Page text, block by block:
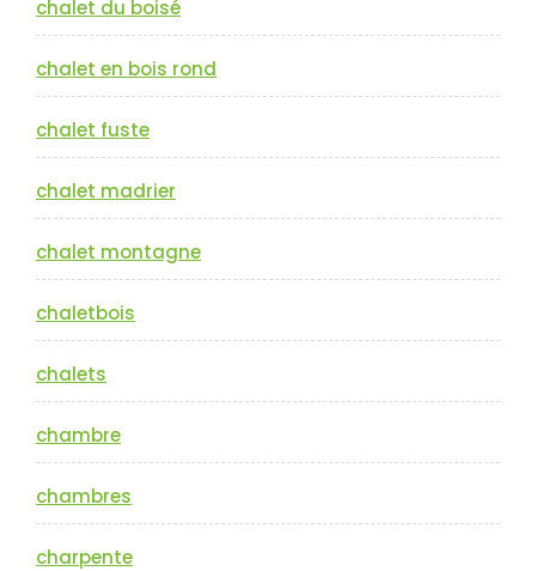
chalet du boisé
chalet en bois rond
chalet fuste
chalet madrier
chalet montagne
chaletbois
chalets
chambre
chambres
charpente